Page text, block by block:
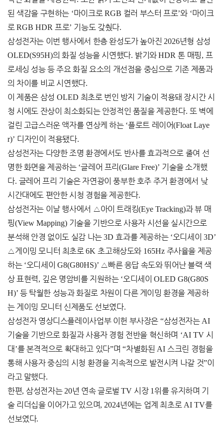
된 색감을 구현하는 ‘마이크로RGB 컬러 부스터 프로’와 ‘마이크
로RGB HDR 프로’ 기능도 갖췄다.
삼성전자는 이번 행사에서 한층 완성도가 높아진 2026년형 삼성
OLED(S95H)의 화질 성능을 시연했다. 밝기와HDR톤 매핑, 프
로세싱 성능 등 주요 화질 요소의 개선점을 중심으로 기존 제품과
의 차이를 비교 시연했다.
이 제품은 삼성 OLED 최초로 번인 방지 기술이 적용돼 장시간 시
청 시에도 잔상이 최소화되는 안정적인 품질을 제공한다. 또 벽에
걸린 고급스러운 액자를 연상케 하는 ‘플로트 레이어(Float Laye
r)’ 디자인이 적용됐다.
삼성전자는 다양한 조명 환경에서도 반사를 효과적으로 줄여 선
명한 화면을 제공하는 ‘글레어 프리 (Glare Free)’ 기술을 소개했
다. 글레어 프리 기술은 자연광이 풍부한 호주 주거 환경에서 낮
시간대에도 편안한 시청 경험을 제공한다.
삼성전자는 이날 행사에서 △아이 트래킹(Eye Tracking)과 뷰 매
핑(View Mapping) 기술을 기반으로 사용자 시선을 실시간으로
분석해 안경 없이도 실감 나는3D 효과를 제공하는 ‘오디세이 3D’
△게이밍 모니터 최초로6K 초고해상도와 165Hz 주사율을 제공
하는 ‘오디세이 G8(G80HS)’ △빠른 응답 속도와 뛰어난 블랙 색
상 표현력, 깊은 명암비를 지원하는 ‘오디세이OLED G8(G80S
H)’ 등 탁월한 성능과 화질로 차원이 다른 게이밍 환경을 제공하
는 게이밍 모니터 신제품도 선보였다.
삼성전자 영상디스플레이사업부 이헌 부사장은 “삼성전자는AI
기술을 기반으로 화질과 사용자 경험 전반을 혁신하며 ‘AI TV 시
대’를 본격적으로 확대하고 있다”며“차별화된AI 스크린 경험을
통해 사용자 중심의 시청 환경을 지속적으로 발전시켜 나갈 것”이
라고 말했다.
한편, 삼성전자는 20년 연속 글로벌TV 시장 1위를 유지하며 기
술 리더십을 이어가고 있으며, 2024년에는 업계 최초로 AI TV를
선보였다.